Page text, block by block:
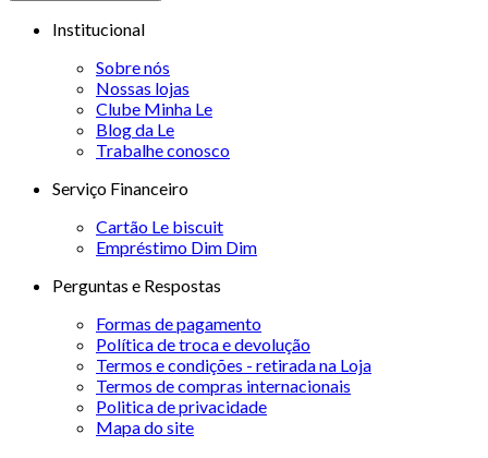
Institucional
Sobre nós
Nossas lojas
Clube Minha Le
Blog da Le
Trabalhe conosco
Serviço Financeiro
Cartão Le biscuit
Empréstimo Dim Dim
Perguntas e Respostas
Formas de pagamento
Política de troca e devolução
Termos e condições - retirada na Loja
Termos de compras internacionais
Politica de privacidade
Mapa do site